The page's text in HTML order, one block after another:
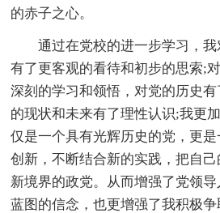
的赤子之心。
通过在党校的进一步学习，我
有了更客观的看待和初步的思索;
深刻的学习和领悟，对党的历史
的现状和未来有了理性认识;我更
仅是一个具有光辉历史的党，更
创新，不断结合新的实践，把自
新境界的政党。从而增强了党领
蓝图的信念，也更增强了我积极争